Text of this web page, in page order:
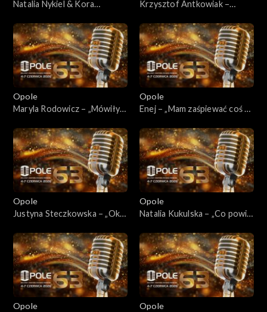
Natalia Nykiel & Kora
Krzysztof Antkowiak –
Opole
Maryla Rodowicz – „Mówiły
„Wariatka tańczy”
Opole
Enej – „Mam zaśpiewać coś o
Opole
Justyna Steczkowska – „Oko
szamana”/ „Boskie Buenos”/
„Za karę”
Opole
Natalia Kukulska – „Co powie
Opole
Opole